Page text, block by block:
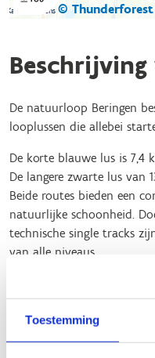
Toestemming
Kaartgegevens © Thunderforest
De natuurloop Beringen
looplussen die allebei
De korte blauwe lus is 7,4
De langere zwarte lus van
Beide routes bieden een
natuurlijke schoonheid.
technische single tracks
van alle niveaus.
Onderweg kan je vanaf
adembenemende
De route begint met een
ook gekend als de